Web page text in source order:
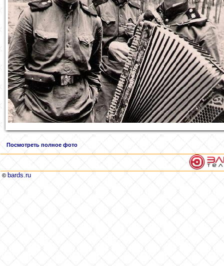
Посмотреть полное фото
© bards.ru